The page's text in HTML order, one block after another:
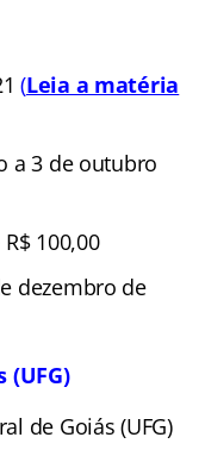
(Leia a matéria
a 3 de outubro
100,00
dezembro de
(UFG)
de Goiás (UFG)